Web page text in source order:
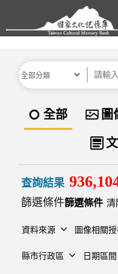
跳到主要內容區塊
分類 關鍵字
全部 圖
查詢結果
篩選條件
清
資料來源 圖像相關授
縣市行政區 日期區間